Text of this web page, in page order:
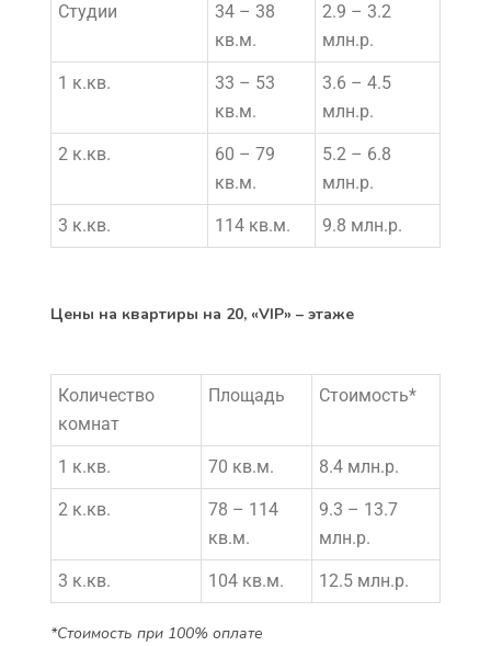
Студии
34 – 38
кв.м.
2.9 – 3.2
млн.р.
1 к.кв.
33 – 53
кв.м.
3.6 – 4.5
млн.р.
2 к.кв.
60 – 79
кв.м.
5.2 – 6.8
млн.р.
3 к.кв. 114 кв.м. 9.8 млн.р.
Цены на квартиры на 20, «VIP» – этаже
Количество
комнат
Площадь Стоимость*
1 к.кв. 70 кв.м. 8.4 млн.р.
2 к.кв.
78 – 114
кв.м.
9.3 – 13.7
млн.р.
3 к.кв. 104 кв.м. 12.5 млн.р.
*Стоимость при 100% оплате